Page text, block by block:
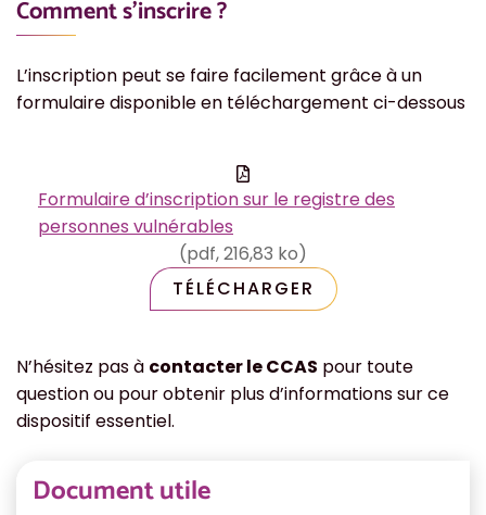
Comment s’inscrire ?
L’inscription peut se faire facilement grâce à un
formulaire disponible en téléchargement ci-dessous
Formulaire d’inscription sur le registre des
personnes vulnérables
(pdf, 216,83 ko)
TÉLÉCHARGER
N’hésitez pas à contacter le CCAS pour toute
question ou pour obtenir plus d’informations sur ce
dispositif essentiel.
Informations complémentaires
Document utile